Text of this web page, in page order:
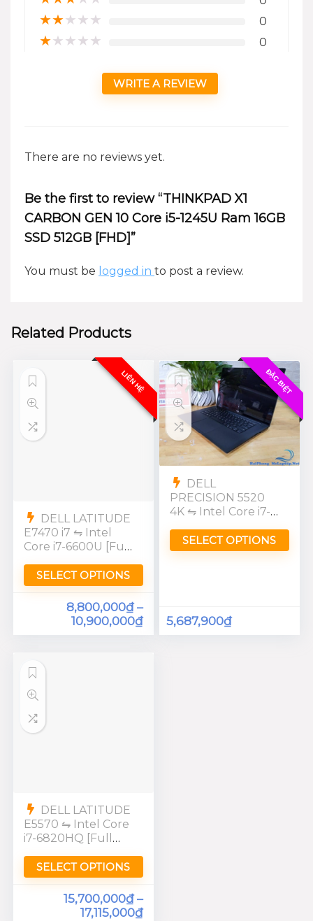
★★★★★ 0
★★★★★ 0
WRITE A REVIEW
There are no reviews yet.
Be the first to review “THINKPAD X1
CARBON GEN 10 Core i5-1245U Ram 16GB
SSD 512GB [FHD]”
You must be logged in to post a review.
Related Products
LIÊN HỆ
DELL LATITUDE
E7470 i7 ⇋ Intel
Core i7-6600U [Full
SELECT OPTIONS
8,800,000₫–
10,900,000₫
ĐẶC BIỆT
DELL
PRECISION 5520
4K ⇋ Intel Core i7-
SELECT OPTIONS
5,687,900₫
DELL LATITUDE
E5570 ⇋ Intel Core
i7-6820HQ [Full
SELECT OPTIONS
15,700,000₫–
17,115,000₫